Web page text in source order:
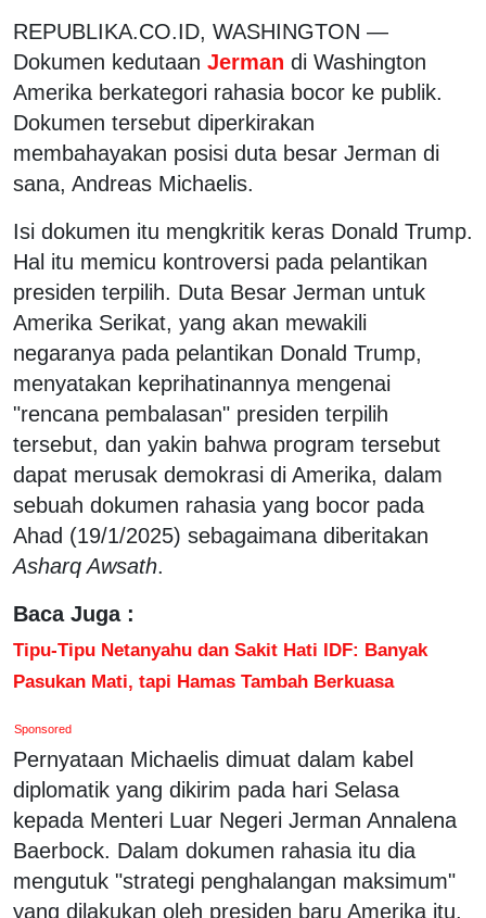
REPUBLIKA.CO.ID, WASHINGTON —
Dokumen kedutaan Jerman di Washington
Amerika berkategori rahasia bocor ke publik.
Dokumen tersebut diperkirakan
membahayakan posisi duta besar Jerman di
sana, Andreas Michaelis.
Isi dokumen itu mengkritik keras Donald Trump.
Hal itu memicu kontroversi pada pelantikan
presiden terpilih. Duta Besar Jerman untuk
Amerika Serikat, yang akan mewakili
negaranya pada pelantikan Donald Trump,
menyatakan keprihatinannya mengenai
"rencana pembalasan" presiden terpilih
tersebut, dan yakin bahwa program tersebut
dapat merusak demokrasi di Amerika, dalam
sebuah dokumen rahasia yang bocor pada
Ahad (19/1/2025) sebagaimana diberitakan
Asharq Awsath.
Baca Juga :
Tipu-Tipu Netanyahu dan Sakit Hati IDF: Banyak
Pasukan Mati, tapi Hamas Tambah Berkuasa
Sponsored
Pernyataan Michaelis dimuat dalam kabel
diplomatik yang dikirim pada hari Selasa
kepada Menteri Luar Negeri Jerman Annalena
Baerbock. Dalam dokumen rahasia itu dia
mengutuk "strategi penghalangan maksimum"
yang dilakukan oleh presiden baru Amerika itu.